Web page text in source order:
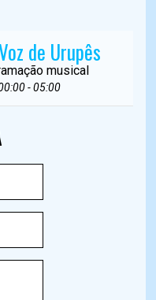
de Urupês
musical
- 05:00